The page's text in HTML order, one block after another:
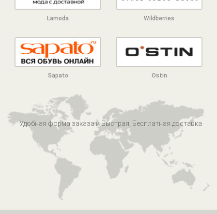
Lamoda Wildberries
Sapato Ostin
Удобная форма заказа и Быстрая, Бесплатная доставка